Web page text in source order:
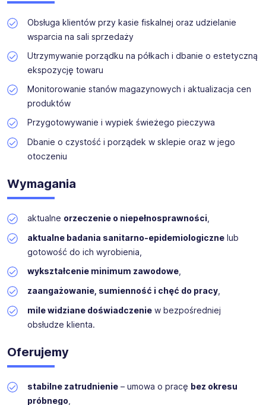
Sprzedawcy w miejscowości Wólka Kosowska (K,M).
Obsługa klientów przy kasie fiskalnej oraz udzielanie
wsparcia na sali sprzedaży
Utrzymywanie porządku na półkach i dbanie o estetyczną
ekspozycję towaru
Monitorowanie stanów magazynowych i aktualizacja cen
produktów
Przygotowywanie i wypiek świeżego pieczywa
Dbanie o czystość i porządek w sklepie oraz w jego
otoczeniu
Wymagania
aktualne orzeczenie o niepełnosprawności,
aktualne badania sanitarno-epidemiologicznelub
gotowość do ich wyrobienia,
wykształcenie minimum zawodowe,
zaangażowanie, sumienność i chęć do pracy,
mile widziane doświadczeniew bezpośredniej
obsłudze klienta.
Oferujemy
stabilne zatrudnienie– umowa o pracę bez okresu
próbnego,